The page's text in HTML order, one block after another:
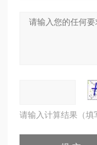
请输入计算结果（